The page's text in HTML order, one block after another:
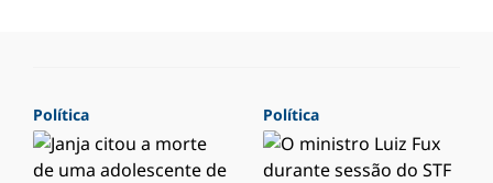
Política Política